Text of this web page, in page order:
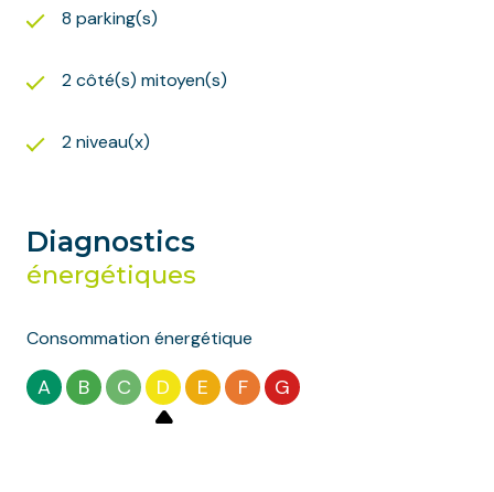
8 parking(s)
2 côté(s) mitoyen(s)
2 niveau(x)
Diagnostics
énergétiques
Consommation énergétique
A B C D E F G